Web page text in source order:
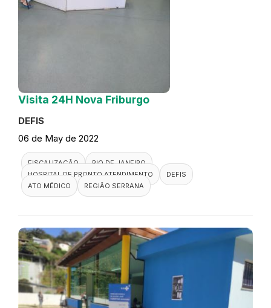
Visita 24H Nova Friburgo
DEFIS
06 de May de 2022
FISCALIZAÇÃO
RIO DE JANEIRO
HOSPITAL DE PRONTO ATENDIMENTO
DEFIS
ATO MÉDICO
REGIÃO SERRANA